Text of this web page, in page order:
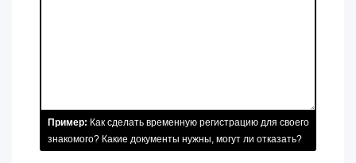
Пример: Как сделать временную регистрацию для своего
знакомого? Какие документы нужны, могут ли отказать?